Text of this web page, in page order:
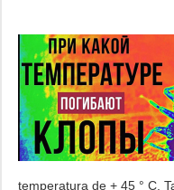
temperatura de + 45 ° C.